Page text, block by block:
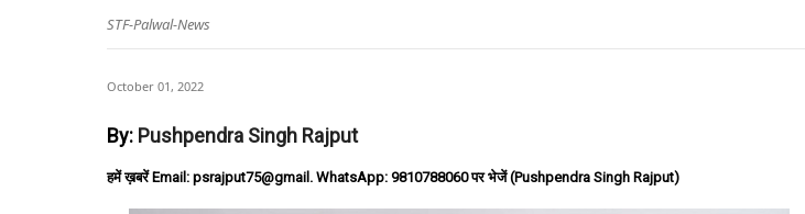
STF-Palwal-News
October 01, 2022
By: Pushpendra Singh Rajput
हमें ख़बरें Email: psrajput75@gmail. WhatsApp: 9810788060 पर भेजें (Pushpendra Singh Rajput)